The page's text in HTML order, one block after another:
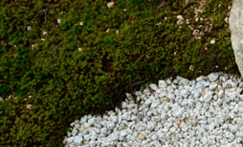
コンテンツへスキップ